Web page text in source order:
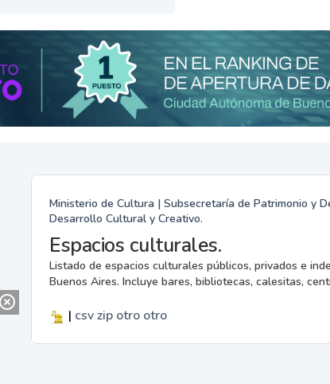
Ministerio de Cultura | Subsecretaría de Patrimonio y
Desarrollo Cultural y Creativo.
Espacios culturales.
Listado de espacios culturales públicos, privados e
Buenos Aires. Incluye bares, bibliotecas, calesitas,
| csvzip otro otro